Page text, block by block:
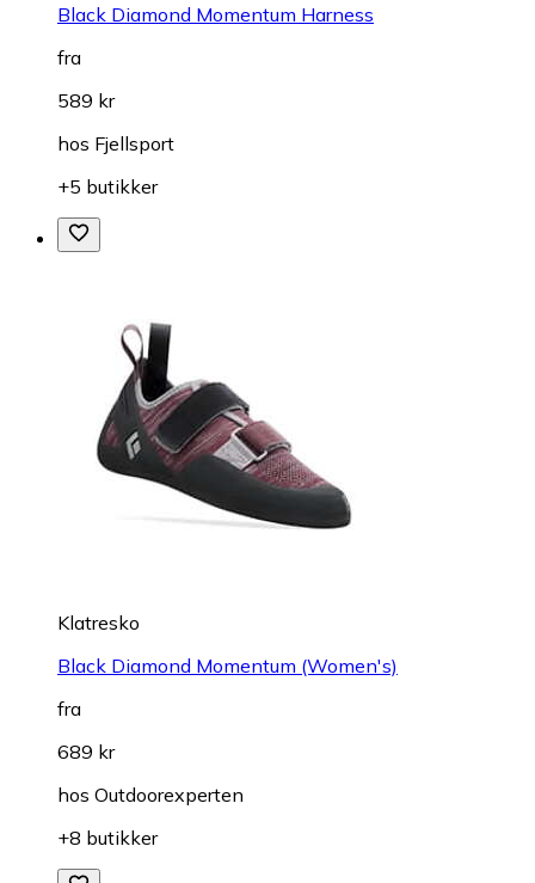
Black Diamond Momentum Harness
fra
589 kr
hos Fjellsport
+5 butikker
Klatresko
Black Diamond Momentum (Women's)
fra
689 kr
hos Outdoorexperten
+8 butikker